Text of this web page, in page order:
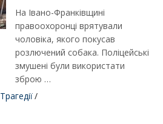
На Івано-Франківщині
правоохоронці врятували
чоловіка, якого покусав
розлючений собака. Поліцейські
змушені були використати
зброю …
Трагедії/